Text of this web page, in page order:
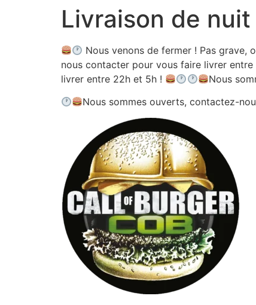
Livraison de
Nous venons de fermer ! Pas grave,
nous contacter pour vous faire livrer entre
livrer entre 22h et 5h !
Nous
Nous sommes ouverts, contactez-